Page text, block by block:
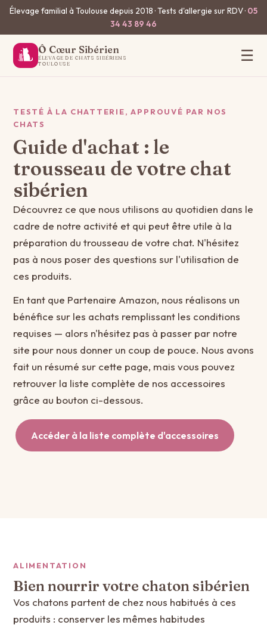
Élevage familial à Toulouse depuis 2018 · Tests d'allergie sur RDV · 05
34 43 89 46
Ô Cœur Sibérien
ÉLEVAGE DE CHATS SIBÉRIENS
TOULOUSE
☰
TESTÉ À LA CHATTERIE, APPROUVÉ PAR NOS
CHATS
Guide d'achat : le
trousseau de votre chat
sibérien
Découvrez ce que nous utilisons au quotidien dans le
cadre de notre activité et qui peut être utile à la
préparation du trousseau de votre chat. N'hésitez
pas à nous poser des questions sur l'utilisation de
ces produits.
En tant que Partenaire Amazon, nous réalisons un
bénéfice sur les achats remplissant les conditions
requises — alors n'hésitez pas à passer par notre
site pour nous donner un coup de pouce. Nous avons
fait un résumé sur cette page, mais vous pouvez
retrouver la liste complète de nos accessoires
grâce au bouton ci-dessous.
Accéder à la liste complète d'accessoires
ALIMENTATION
Bien nourrir votre chaton sibérien
Vos chatons partent de chez nous habitués à ces
produits : conserver les mêmes habitudes